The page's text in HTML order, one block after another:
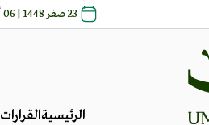
23 صفر 1448 | 06 أغسطس 2026
الرئيسيةالقرارات